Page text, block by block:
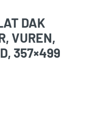
DAK
VUREN,
357×499